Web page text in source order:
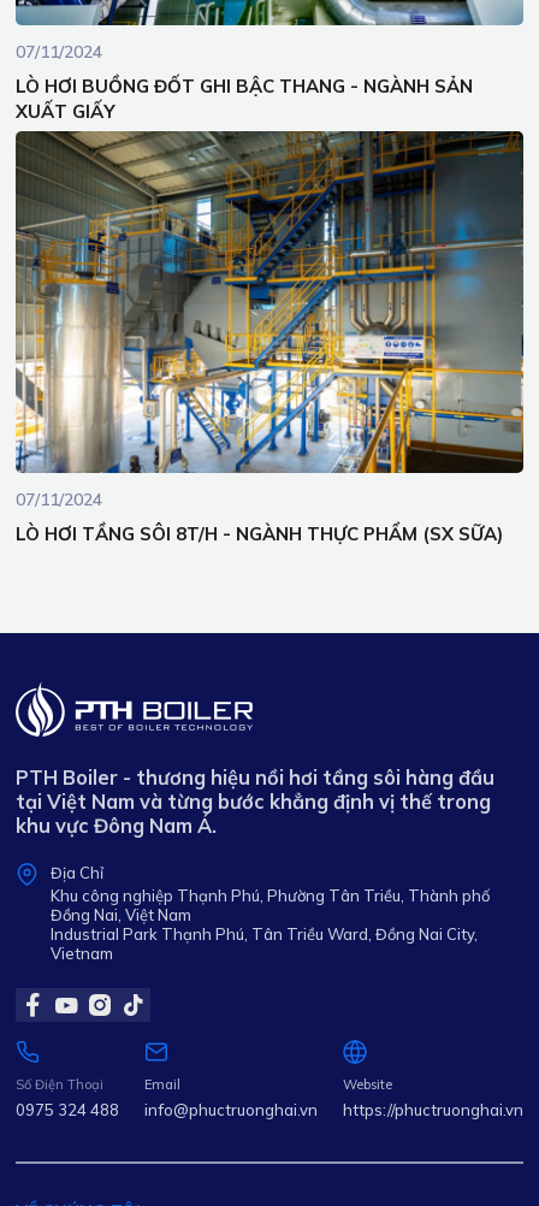
07/11/2024
LÒ HƠI BUỒNG ĐỐT GHI BẬC THANG - NGÀNH SẢN
XUẤT GIẤY
07/11/2024
LÒ HƠI TẦNG SÔI 8T/H - NGÀNH THỰC PHẨM (SX SỮA)
PTH Boiler - thương hiệu nồi hơi tầng sôi hàng đầu
tại Việt Nam và từng bước khẳng định vị thế trong
khu vực Đông Nam Á.
Địa Chỉ
Khu công nghiệp Thạnh Phú, Phường Tân Triều, Thành phố
Đồng Nai, Việt Nam
Industrial Park Thạnh Phú, Tân Triều Ward, Đồng Nai City,
Vietnam
Số Điện Thoại
0975 324 488
Email
info@phuctruonghai.vn
Website
https://phuctruonghai.vn